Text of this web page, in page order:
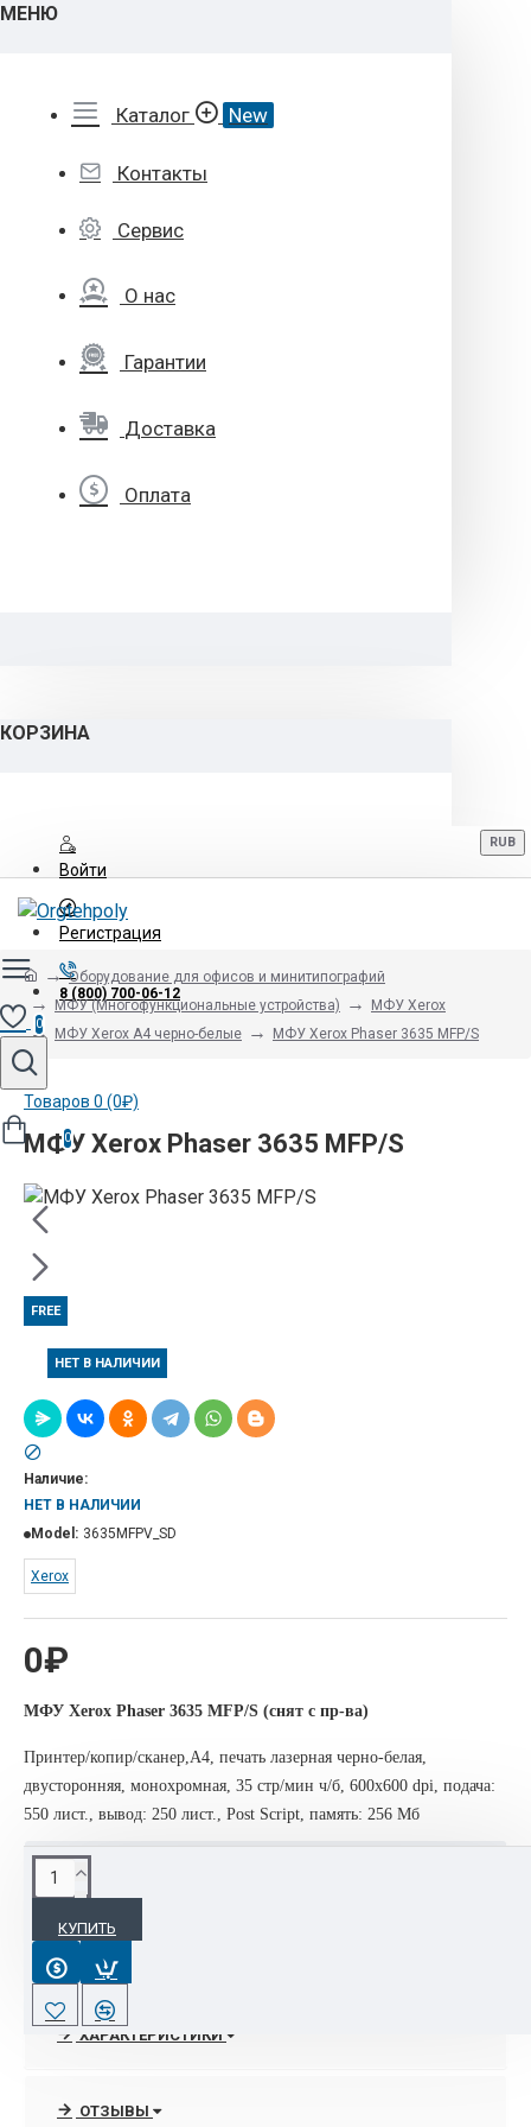
МЕНЮ
Каталог New
Контакты
Сервис
О нас
Гарантии
Доставка
Оплата
КОРЗИНА
Войти
Регистрация
8 (800) 700-06-12
RUB
0
Товаров 0 (0₽)
0
Оборудование для офисов и минитипографий
МФУ (Многофункциональные устройства)
МФУ Xerox
МФУ Xerox А4 черно-белые
МФУ Xerox Phaser 3635 MFP/S
МФУ Xerox Phaser 3635 MFP/S
FREE
НЕТ В НАЛИЧИИ
0₽
Наличие:
НЕТ В НАЛИЧИИ
Model: 3635MFPV_SD
Xerox
МФУ Xerox Phaser 3635 MFP/S (снят с пр-ва)
Принтер/копир/сканер,A4, печать лазерная черно-белая,
двусторонняя, монохромная, 35 стр/мин ч/б, 600x600 dpi, подача:
550 лист., вывод: 250 лист., Post Script, память: 256 Мб
КУПИТЬ
ОПИСАНИЕ
МФУ Xerox Phaser 3635 MFP/S
— МФУ (принтер, сканер, копир) для среднего офиса
— черно-белая лазерная печать до 35 стр/мин
— макс. формат печати A4 (210 × 297 мм)
— двусторонняя печать
ХАРАКТЕРИСТИКИ
ОТЗЫВЫ